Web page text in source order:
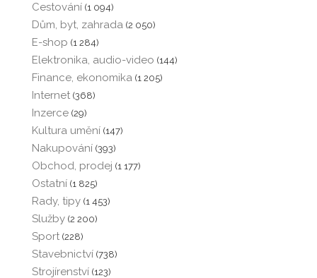
Cestování (1 094)
Dům, byt, zahrada (2 050)
E-shop (1 284)
Elektronika, audio-video (144)
Finance, ekonomika (1 205)
Internet (368)
Inzerce (29)
Kultura umění (147)
Nakupování (393)
Obchod, prodej (1 177)
Ostatní (1 825)
Rady, tipy (1 453)
Služby (2 200)
Sport (228)
Stavebnictví (738)
Strojírenství (123)